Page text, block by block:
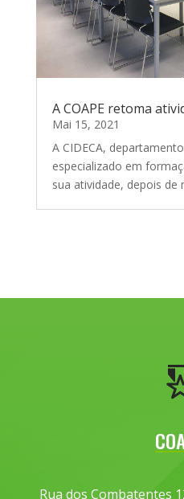
A COAPE retoma
Mai 15, 2021
A CIDECA,
especializado em
sua atividade, depois de
Rua dos Combatentes